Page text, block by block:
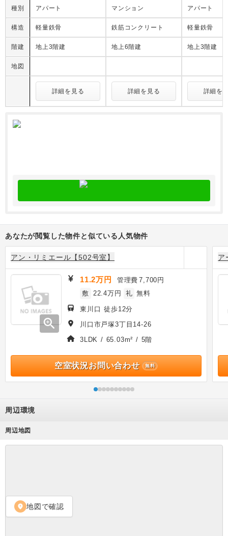
種別 アパート マンション アパート
構造 軽量鉄骨 鉄筋コンクリート 軽量鉄骨
階建 地上3階建 地上6階建 地上3階建
地図
詳細を見る 詳細を見る 詳細を
あなたが閲覧した物件と似ている人気物件
アン・リミエール【502号室】
zoom_in
11.2万円 管理費 7,700円
敷
22.4万円 礼 無料
東川口 徒歩12分
川口市戸塚3丁目14-26
3LDK / 65.03m² / 5階
空室状況お問い合わせ 無料
ア
周辺環境
周辺地図
location_on 地図で確認